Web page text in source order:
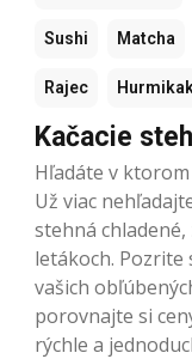
Sushi Matcha
Rajec
Kačacie
Hľadáte v
Už viac
stehná
letákoch.
vašich
porovnajte si
rýchle a